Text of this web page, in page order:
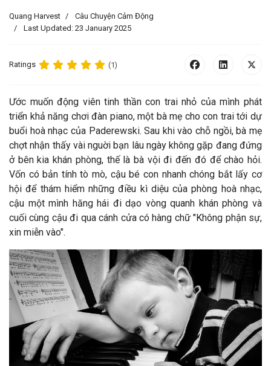
Quang Harvest
Câu Chuyện Cảm Động
Last Updated: 23 January 2025
Ratings (1)
Ước muốn động viên tinh thần con trai nhỏ của mình phát
triển khả năng chơi đàn piano, một bà mẹ cho con trai tới dự
buổi hoà nhạc của Paderewski. Sau khi vào chỗ ngồi, bà mẹ
chợt nhận thấy vài nguời bạn lâu ngày không gặp đang đứng
ở bên kia khán phòng, thế là bà vội đi đến đó để chào hỏi.
Vốn có bản tính tò mò, cậu bé con nhanh chóng bắt lấy cơ
hội để thám hiểm những điều kì diệu của phòng hoà nhạc,
cậu một mình hăng hái đi dạo vòng quanh khán phòng và
cuối cùng cậu đi qua cánh cửa có hàng chữ "Không phận sự,
xin miễn vào".